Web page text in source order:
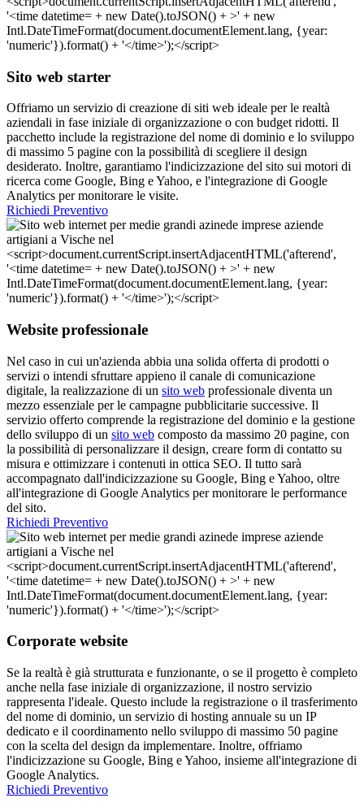
Sito web starter
Offriamo un servizio di creazione di siti web ideale per le realtà
aziendali in fase iniziale di organizzazione o con budget ridotti. Il
pacchetto include la registrazione del nome di dominio e lo sviluppo
di massimo 5 pagine con la possibilità di scegliere il design
desiderato. Inoltre, garantiamo l'indicizzazione del sito sui motori di
ricerca come Google, Bing e Yahoo, e l'integrazione di Google
Analytics per monitorare le visite.
Richiedi Preventivo
Website professionale
Nel caso in cui un'azienda abbia una solida offerta di prodotti o
servizi o intendi sfruttare appieno il canale di comunicazione
digitale, la realizzazione di un sito web professionale diventa un
mezzo essenziale per le campagne pubblicitarie successive. Il
servizio offerto comprende la registrazione del dominio e la gestione
dello sviluppo di un sito web composto da massimo 20 pagine, con
la possibilità di personalizzare il design, creare form di contatto su
misura e ottimizzare i contenuti in ottica SEO. Il tutto sarà
accompagnato dall'indicizzazione su Google, Bing e Yahoo, oltre
all'integrazione di Google Analytics per monitorare le performance
del sito.
Richiedi Preventivo
Corporate website
Se la realtà è già strutturata e funzionante, o se il progetto è completo
anche nella fase iniziale di organizzazione, il nostro servizio
rappresenta l'ideale. Questo include la registrazione o il trasferimento
del nome di dominio, un servizio di hosting annuale su un IP
dedicato e il coordinamento nello sviluppo di massimo 50 pagine
con la scelta del design da implementare. Inoltre, offriamo
l'indicizzazione su Google, Bing e Yahoo, insieme all'integrazione di
Google Analytics.
Richiedi Preventivo